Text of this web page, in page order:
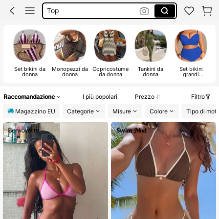
Copri Costumi Donna Mare
Costumi Mare Donna
Set bikini da
donna
Monopezzi da
donna
Copricostume
da donna
Tankini da
donna
Set bikini
grandi
Raccomandazione I più popolari Prezzo
Filtro
Magazzino EU
Categorie Misure Colore Tipo di